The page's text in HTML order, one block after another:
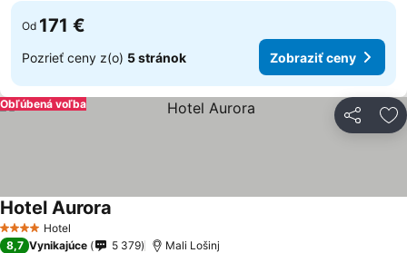
Od 171 €
Pozrieť ceny z(o) 5 stránok Zobraziť ceny
Zdieľať
Obľúbená voľba
4 Počet hviezdičiek
Hotel
Hotel Aurora
8,7 Vynikajúce 5 379 Mali Lošinj